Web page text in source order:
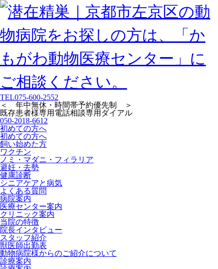
TEL075-600-2552
＜ 年中無休・時間帯予約優先制 ＞
既存患者様専用 電話相談専用ダイアル
050-2018-6612
初めての方へ
初めての方へ
飼い始めた方
ワクチン
ノミ・マダニ・フィラリア
避妊・去勢
健康診断
シニアケアと病気
よくある質問
病院案内
医療センター案内
クリニック案内
当院の特徴
院長インタビュー
スタッフ紹介
獣医師出勤表
動物病院様からのご紹介について
診療案内